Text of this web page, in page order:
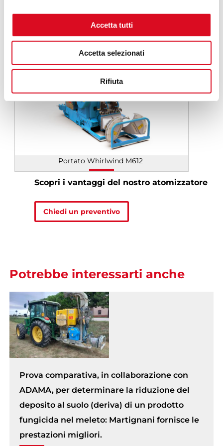
Accetta tutti
Accetta selezionati
Rifiuta
Scopri l’atomizzatore
Portato Whirlwind M612
Scopri i vantaggi del nostro atomizzatore
Chiedi un preventivo
Potrebbe interessarti anche
Prova comparativa, in collaborazione con
ADAMA, per determinare la riduzione del
deposito al suolo (deriva) di un prodotto
fungicida nel meleto: Martignani fornisce le
prestazioni migliori.